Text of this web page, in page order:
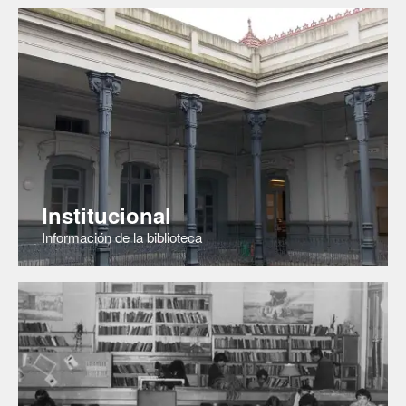
Institucional
Información de la biblioteca